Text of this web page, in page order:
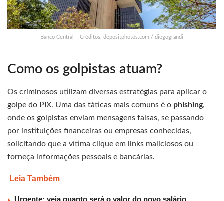
Banco Central – Créditos: depositphotos.com / diegograndi
Como os golpistas atuam?
Os criminosos utilizam diversas estratégias para aplicar o
golpe do PIX. Uma das táticas mais comuns é o phishing,
onde os golpistas enviam mensagens falsas, se passando
por instituições financeiras ou empresas conhecidas,
solicitando que a vítima clique em links maliciosos ou
forneça informações pessoais e bancárias.
Leia Também
Urgente: veja quanto será o valor do novo salário